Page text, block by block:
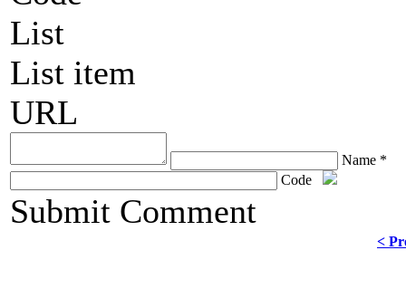
List
List item
URL
Name *
Code
Submit Comment
<